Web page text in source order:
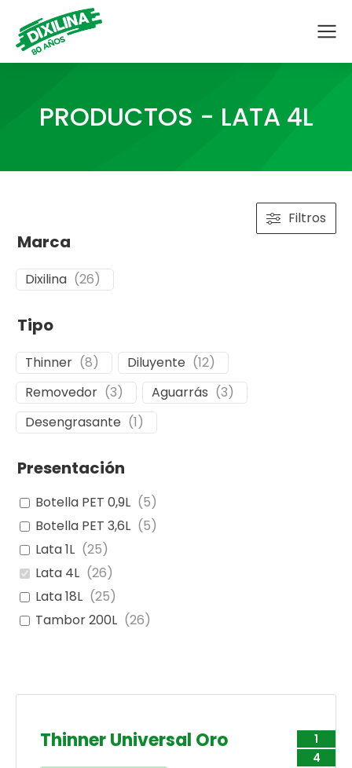
PRODUCTOS - LATA 4L
Filtros
Marca
Dixilina (26)
Tipo
Thinner (8) Diluyente (12)
Removedor (3) Aguarrás (3)
Desengrasante (1)
Presentación
Botella PET 0,9L (5)
Botella PET 3,6L (5)
Lata 1L (25)
Lata 4L (26)
Lata 18L (25)
Tambor 200L (26)
1
4
Thinner Universal Oro